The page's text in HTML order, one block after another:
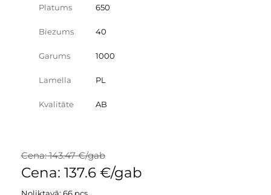
Platums 650
Biezums 40
Garums 1000
Lamella PL
Kvalitāte AB
Cena: 143.47 €/gab
Cena: 137.6 €/gab